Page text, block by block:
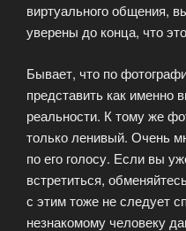
виртуального общения,
уверены до конца, что
Бывает, что по
представить как именно
реальности. К тому же
только ленивый. Очень
по его голосу. Если вы
встретиться,
с этим тоже не следует
незнакомому человеку